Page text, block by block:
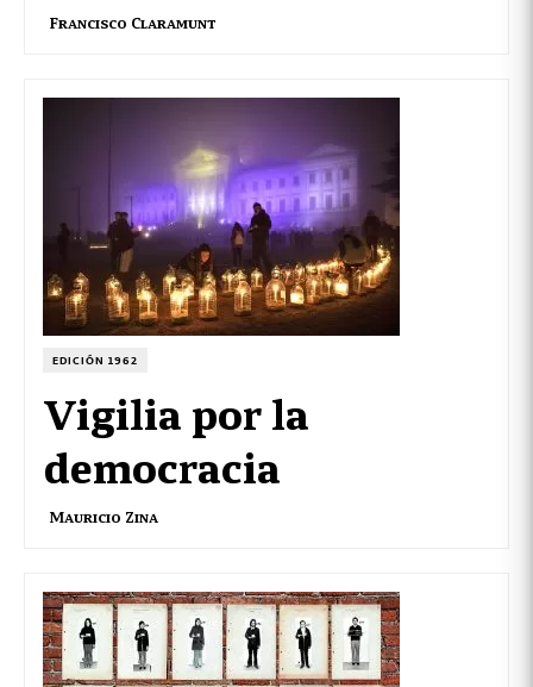
Francisco Claramunt
EDICIÓN 1962
Vigilia por la
democracia
Mauricio Zina